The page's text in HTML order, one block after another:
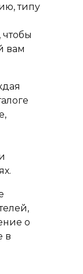
типу
вам
о
в